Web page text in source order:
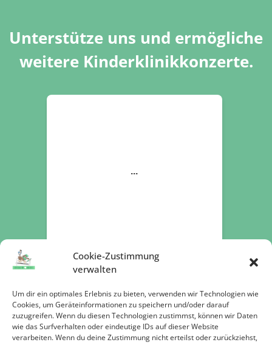
Cookie-Zustimmung
verwalten
Um dir ein optimales Erlebnis zu bieten, verwenden wir Technologien wie
Cookies, um Geräteinformationen zu speichern und/oder darauf
zuzugreifen. Wenn du diesen Technologien zustimmst, können wir Daten
wie das Surfverhalten oder eindeutige IDs auf dieser Website
verarbeiten. Wenn du deine Zustimmung nicht erteilst oder zurückziehst,
Unterstütze uns und ermögliche
weitere Kinderklinikkonzerte.
Jetzt spenden